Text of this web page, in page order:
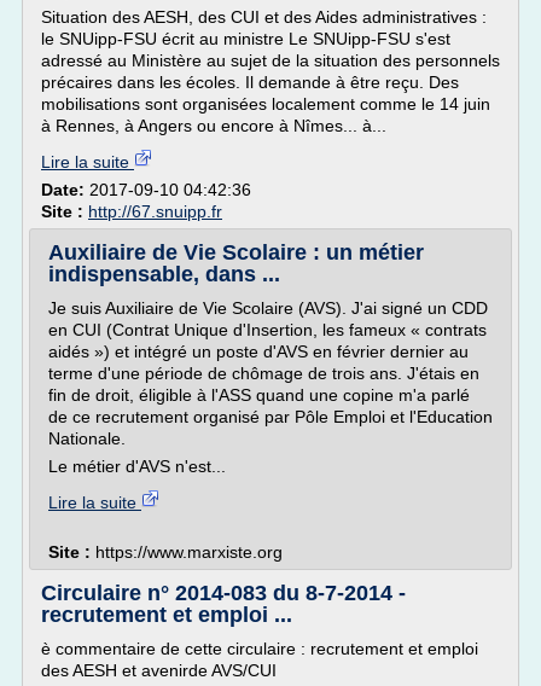
Situation des AESH, des CUI et des Aides administratives :
le SNUipp-FSU écrit au ministre Le SNUipp-FSU s'est
adressé au Ministère au sujet de la situation des personnels
précaires dans les écoles. Il demande à être reçu. Des
mobilisations sont organisées localement comme le 14 juin
à Rennes, à Angers ou encore à Nîmes... à...
Lire la suite
Date: 2017-09-10 04:42:36
Site : http://67.snuipp.fr
Auxiliaire de Vie Scolaire : un métier
indispensable, dans ...
Je suis Auxiliaire de Vie Scolaire (AVS). J'ai signé un CDD
en CUI (Contrat Unique d'Insertion, les fameux « contrats
aidés ») et intégré un poste d'AVS en février dernier au
terme d'une période de chômage de trois ans. J'étais en
fin de droit, éligible à l'ASS quand une copine m'a parlé
de ce recrutement organisé par Pôle Emploi et l'Education
Nationale.
Le métier d'AVS n'est...
Lire la suite
Site : https://www.marxiste.org
Circulaire n° 2014-083 du 8-7-2014 -
recrutement et emploi ...
è commentaire de cette circulaire : recrutement et emploi
des AESH et avenirde AVS/CUI